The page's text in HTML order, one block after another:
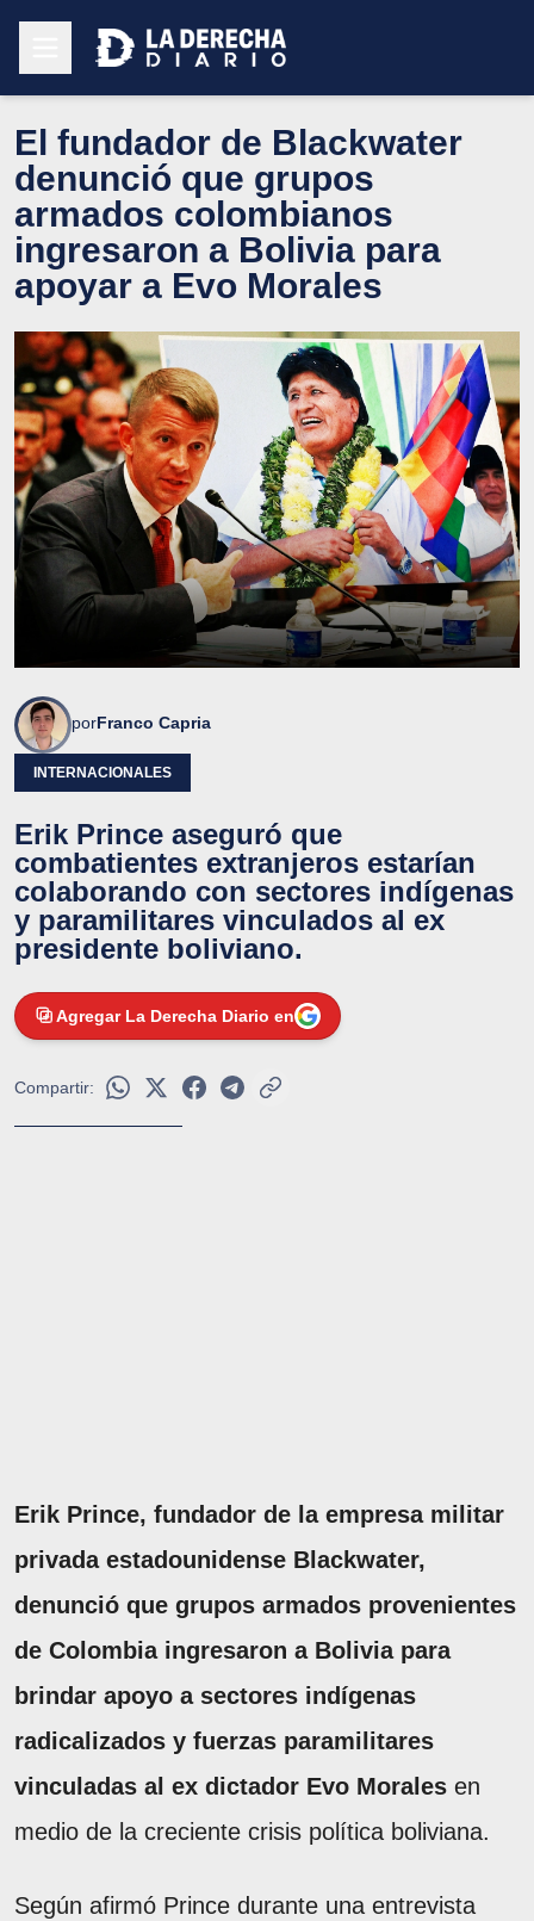
El fundador de Blackwater
denunció que grupos
armados colombianos
ingresaron a Bolivia para
apoyar a Evo Morales
porFranco Capria
INTERNACIONALES
Erik Prince aseguró que
combatientes extranjeros estarían
colaborando con sectores indígenas
y paramilitares vinculados al ex
presidente boliviano.
Agregar La Derecha Diario en
Compartir:
Erik Prince, fundador de la empresa militar
privada estadounidense Blackwater,
denunció que grupos armados provenientes
de Colombia ingresaron a Bolivia para
brindar apoyo a sectores indígenas
radicalizados y fuerzas paramilitares
vinculadas al ex dictador Evo Morales en
medio de la creciente crisis política boliviana.
Según afirmó Prince durante una entrevista